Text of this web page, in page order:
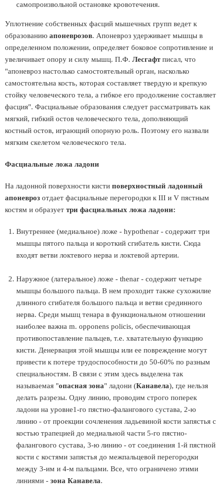
самопроизвольной остановке кровотечения.
Уплотнение собственных фасций мышечных групп ведет к
образованию апоневрозов. Апоневроз удерживает мышцы в
определенном положении, определяет боковое сопротивление и
увеличивает опору и силу мышц. П.Ф. Лесгафтписал, что
"апоневроз настолько самостоятельный орган, насколько
самостоятельна кость, которая составляет твердую и крепкую
стойку человеческого тела, а гибкое его продолжение составляет
фасция". Фасциальные образования следует рассматривать как
мягкий, гибкий остов человеческого тела, дополняющий
костный остов, играющий опорную роль. Поэтому его назвали
мягким скелетом человеческого тела.
Фасциальные ложа ладони
На ладонной поверхности кисти поверхностный ладонный
апоневроз отдает фасциальные перегородки к III и V пястным
костям и образует три фасциальных ложа ладони:
Внутреннее (медиальное) ложе - hypothenar - содержит три
мышцы пятого пальца и короткий сгибатель кисти. Сюда
входят ветви локтевого нерва и локтевой артерии.
Наружное (латеральное) ложе - thenar - содержит четыре
мышцы большого пальца. В нем проходит также сухожилие
длинного сгибателя большого пальца и ветви срединного
нерва. Среди мышц тенара в функциональном отношении
наиболее важна m. opponens policis, обеспечивающая
противопоставление пальцев, т.е. хватательную функцию
кисти. Денервация этой мышцы или ее повреждение могут
привести к потере трудоспособности до 50-60% по разным
специальностям. В связи с этим здесь выделена так
называемая "опасная зона" ладони (Канавела), где нельзя
делать разрезы. Одну линию, проводим строго поперек
ладони на уровне1-го пястно-фалангового сустава, 2-ю
линию - от проекции сочленения ладьевиной кости запястья с
костью трапецией до медиальной части 5-го пястно-
фалангового сустава, 3-ю линию - от соединения 1-й пястной
кости с костями запястья до межпальцевой перегородки
между 3-им и 4-м пальцами. Все, что ограничено этими
линиями - зона Канавела.